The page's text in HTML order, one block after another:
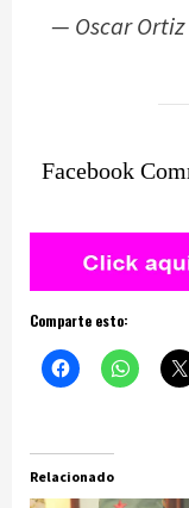
— Oscar Ortiz
Facebook
Comparte esto:
Relacionado